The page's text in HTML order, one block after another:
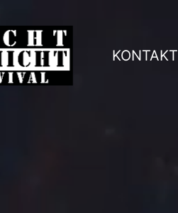
KONTAKT